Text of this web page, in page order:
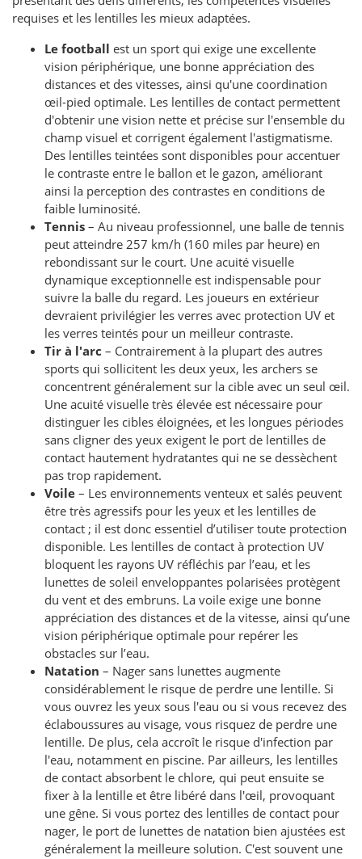
requises et les lentilles les mieux adaptées.
Le football est un sport qui exige une excellente
vision périphérique, une bonne appréciation des
distances et des vitesses, ainsi qu'une coordination
œil-pied optimale. Les lentilles de contact permettent
d'obtenir une vision nette et précise sur l'ensemble du
champ visuel et corrigent également l'astigmatisme.
Des lentilles teintées sont disponibles pour accentuer
le contraste entre le ballon et le gazon, améliorant
ainsi la perception des contrastes en conditions de
faible luminosité.
Tennis – Au niveau professionnel, une balle de tennis
peut atteindre 257 km/h (160 miles par heure) en
rebondissant sur le court. Une acuité visuelle
dynamique exceptionnelle est indispensable pour
suivre la balle du regard. Les joueurs en extérieur
devraient privilégier les verres avec protection UV et
les verres teintés pour un meilleur contraste.
Tir à l'arc – Contrairement à la plupart des autres
sports qui sollicitent les deux yeux, les archers se
concentrent généralement sur la cible avec un seul œil.
Une acuité visuelle très élevée est nécessaire pour
distinguer les cibles éloignées, et les longues périodes
sans cligner des yeux exigent le port de lentilles de
contact hautement hydratantes qui ne se dessèchent
pas trop rapidement.
Voile – Les environnements venteux et salés peuvent
être très agressifs pour les yeux et les lentilles de
contact ; il est donc essentiel d’utiliser toute protection
disponible. Les lentilles de contact à protection UV
bloquent les rayons UV réfléchis par l’eau, et les
lunettes de soleil enveloppantes polarisées protègent
du vent et des embruns. La voile exige une bonne
appréciation des distances et de la vitesse, ainsi qu’une
vision périphérique optimale pour repérer les
obstacles sur l’eau.
Natation – Nager sans lunettes augmente
considérablement le risque de perdre une lentille. Si
vous ouvrez les yeux sous l'eau ou si vous recevez des
éclaboussures au visage, vous risquez de perdre une
lentille. De plus, cela accroît le risque d'infection par
l'eau, notamment en piscine. Par ailleurs, les lentilles
de contact absorbent le chlore, qui peut ensuite se
fixer à la lentille et être libéré dans l'œil, provoquant
une gêne. Si vous portez des lentilles de contact pour
nager, le port de lunettes de natation bien ajustées est
généralement la meilleure solution. C'est souvent une